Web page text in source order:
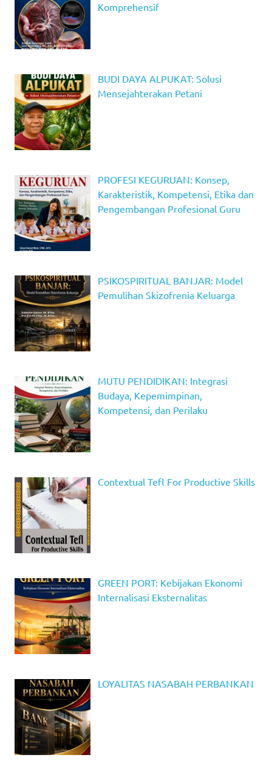
Komprehensif
BUDI DAYA ALPUKAT: Solusi
Mensejahterakan Petani
PROFESI KEGURUAN: Konsep,
Karakteristik, Kompetensi, Etika dan
Pengembangan Profesional Guru
PSIKOSPIRITUAL BANJAR: Model
Pemulihan Skizofrenia Keluarga
MUTU PENDIDIKAN: Integrasi
Budaya, Kepemimpinan,
Kompetensi, dan Perilaku
Contextual Tefl For Productive Skills
GREEN PORT: Kebijakan Ekonomi
Internalisasi Eksternalitas
LOYALITAS NASABAH PERBANKAN